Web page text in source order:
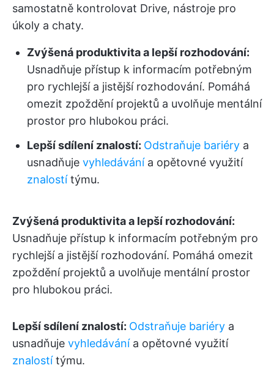
samostatně kontrolovat Drive, nástroje pro
úkoly a chaty.
Zvýšená produktivita a lepší rozhodování:
Usnadňuje přístup k informacím potřebným
pro rychlejší a jistější rozhodování. Pomáhá
omezit zpoždění projektů a uvolňuje mentální
prostor pro hlubokou práci.
Lepší sdílení znalostí: Odstraňuje bariéry a
usnadňuje vyhledávánía opětovné využití
znalostítýmu.
Zvýšená produktivita a lepší rozhodování:
Usnadňuje přístup k informacím potřebným pro
rychlejší a jistější rozhodování. Pomáhá omezit
zpoždění projektů a uvolňuje mentální prostor
pro hlubokou práci.
Lepší sdílení znalostí: Odstraňuje bariéry a
usnadňuje vyhledávánía opětovné využití
znalostítýmu.